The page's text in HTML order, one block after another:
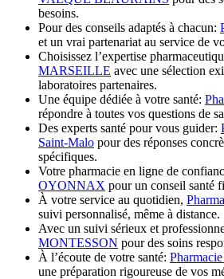
besoins.
Pour des conseils adaptés à chacun:
et un vrai partenariat au service de
Choisissez l’expertise
MARSEILLE avec une sélection
laboratoires partenaires.
Une équipe dédiée à votre santé:
répondre à toutes vos questions de
Des experts santé pour vous guider:
Saint-Malo pour des réponses
spécifiques.
Votre pharmacie en ligne de
OYONNAX pour un conseil santé
À votre service au quotidien,
suivi personnalisé, même à distance.
Avec un suivi sérieux et
MONTESSON pour des soins
À l’écoute de votre santé:
une préparation rigoureuse de vos